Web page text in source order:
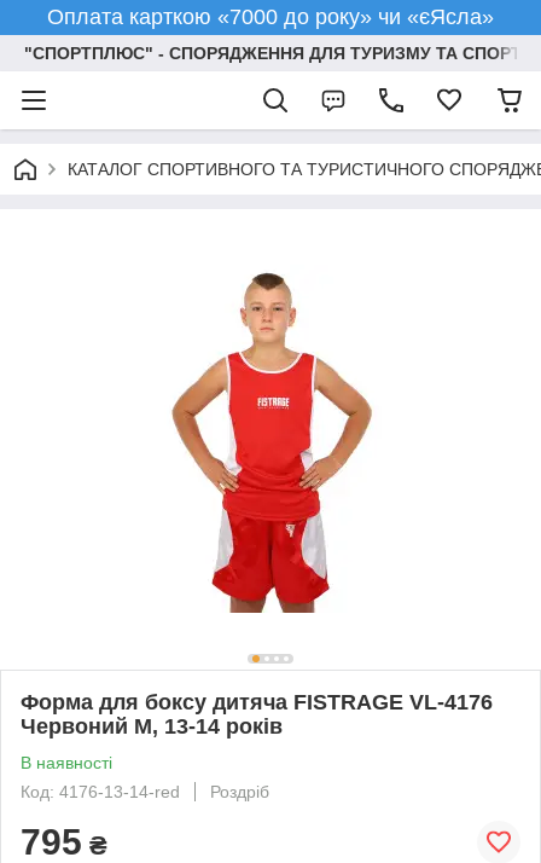
Оплата карткою «7000 до року» чи «єЯсла»
"СПОРТПЛЮС" - СПОРЯДЖЕННЯ ДЛЯ ТУРИЗМУ ТА СПОРТУ
КАТАЛОГ СПОРТИВНОГО ТА ТУРИСТИЧНОГО
Форма для боксу дитяча FISTRAGE VL-4176
Червоний M, 13-14 років
В наявності
Код: 4176-13-14-red
Роздріб
795 ₴